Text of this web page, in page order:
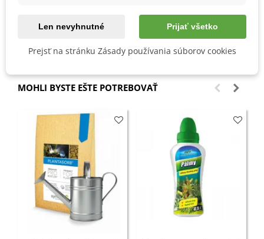
Detaily produktu
MOHLI BYSTE EŠTE POTREBOVAŤ
Len nevyhnutné Prijať všetko
Prejsť na stránku Zásady používania súborov cookies